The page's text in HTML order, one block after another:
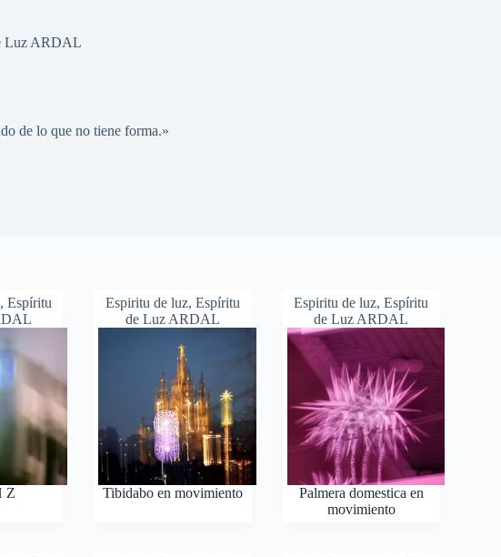
Luz ARDAL
de lo que no tiene forma.»
, Espíritu
Z
Espiritu de luz, Espíritu
de Luz ARDAL
Tibidabo en movimiento
Espiritu de luz,Espíritu
de Luz ARDAL
Palmera domestica en
movimiento